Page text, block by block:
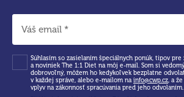
Súhlasím so zasielaním špeciálnych ponúk, tipov pre
a noviniek The 1:1 Diet na môj e-mail. Som si
dobrovoľný, môžem ho kedykoľvek bezplatne
v každej správe, alebo e-mailom nainfo@cwp.cz, a
vplyv na zákonnosť spracúvania pred jeho odvolaním.